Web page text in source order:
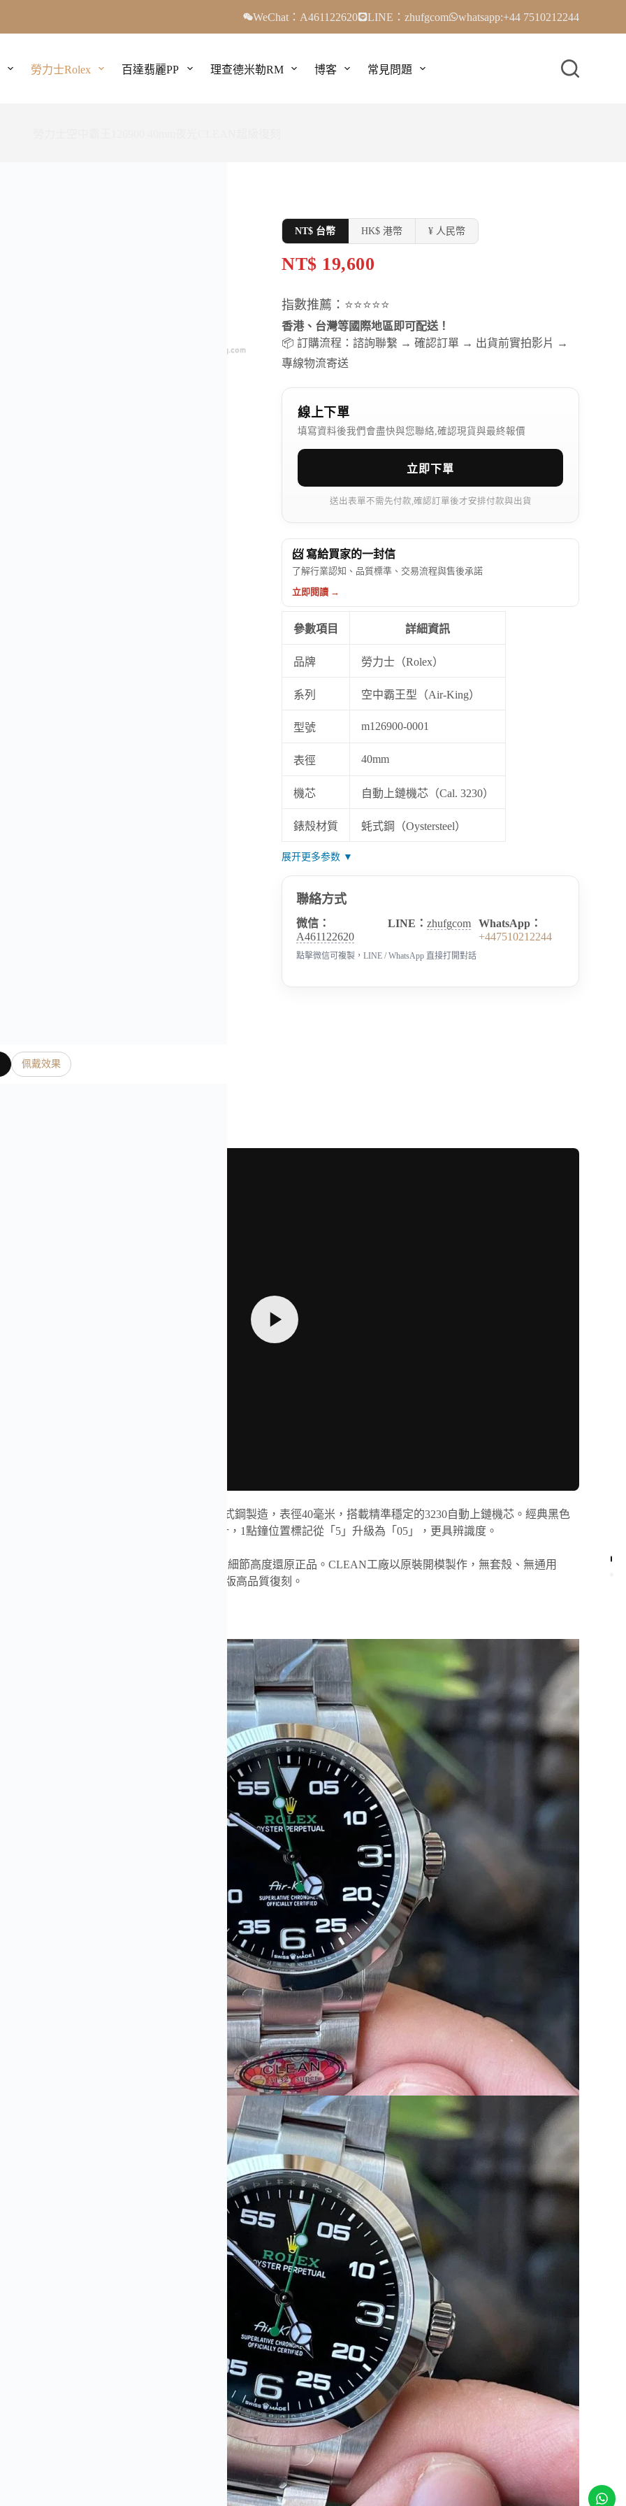
WeChat：A461122620 LINE：zhufgcom whatsapp:+44 7510212244
勞力士Rolex 百達翡麗PP 理查德米勒RM 博客 常見問題
NT$ 台幣 HK$ 港幣 ¥ 人民幣
NT$ 19,600
指數推薦：⭐⭐⭐⭐⭐
香港、台灣等國際地區即可配送！
📦 訂購流程：諮詢聯繫 → 確認訂單 → 出貨前實拍影片 →
專線物流寄送
線上下單
填寫資料後我們會盡快與您聯絡,確認現貨與最終報價
立即下單
送出表單不需先付款,確認訂單後才安排付款與出貨
📨 寫給買家的一封信
了解行業認知、品質標準、交易流程與售後承諾
立即閱讀 →
參數項目 詳細資訊
品牌 勞力士（Rolex）
系列 空中霸王型（Air-King）
型號 m126900-0001
表徑 40mm
機芯 自動上鏈機芯（Cal. 3230）
錶殼材質 蚝式鋼（Oystersteel）
展开更多参数 ▼
聯絡方式
微信：
A461122620
LINE： zhufgcom
WhatsApp：
+447510212244
點擊微信可複製，LINE / WhatsApp 直接打開對話
佩戴效果
型（Air-King）126900，採用蚝式鋼製造，表徑40毫米，搭載精準穩定的3230自動上鏈機芯。經典黑色
有夜光3-6-9阿拉伯數字時標與醒目的綠色秒針，1點鐘位置標記從「5」升級為「05」，更具辨識度。
增護肩設計，整體風格更具運動感與力量感，細節高度還原正品。CLEAN工廠以原裝開模製作，無套殼、無通用
寸誤差精準至0.1mm，保證每一枚手錶皆為對版高品質復刻。